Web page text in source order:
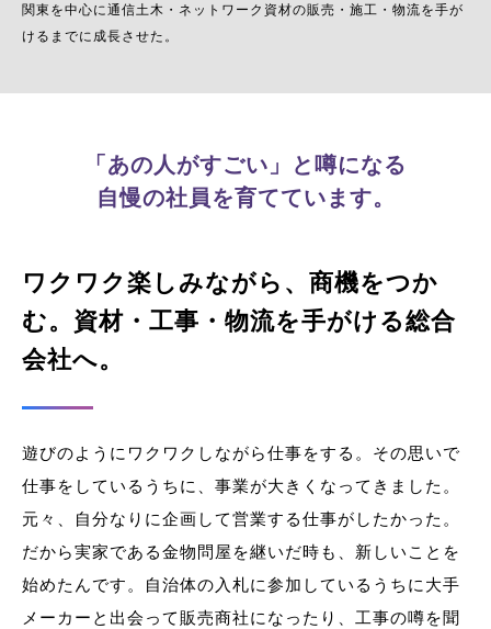
関東を中心に通信土木・ネットワーク資材の販売・施工・物流を手が
けるまでに成長させた。
「あの人がすごい」と噂になる
自慢の社員を育てています。
ワクワク楽しみながら、商機をつか
む。 資材・工事・物流を手がける総合
会社へ。
遊びのようにワクワクしながら仕事をする。その思いで
仕事をしているうちに、事業が大きくなってきました。
元々、自分なりに企画して営業する仕事がしたかった。
だから実家である金物問屋を継いだ時も、新しいことを
始めたんです。自治体の入札に参加しているうちに大手
メーカーと出会って販売商社になったり、工事の噂を聞